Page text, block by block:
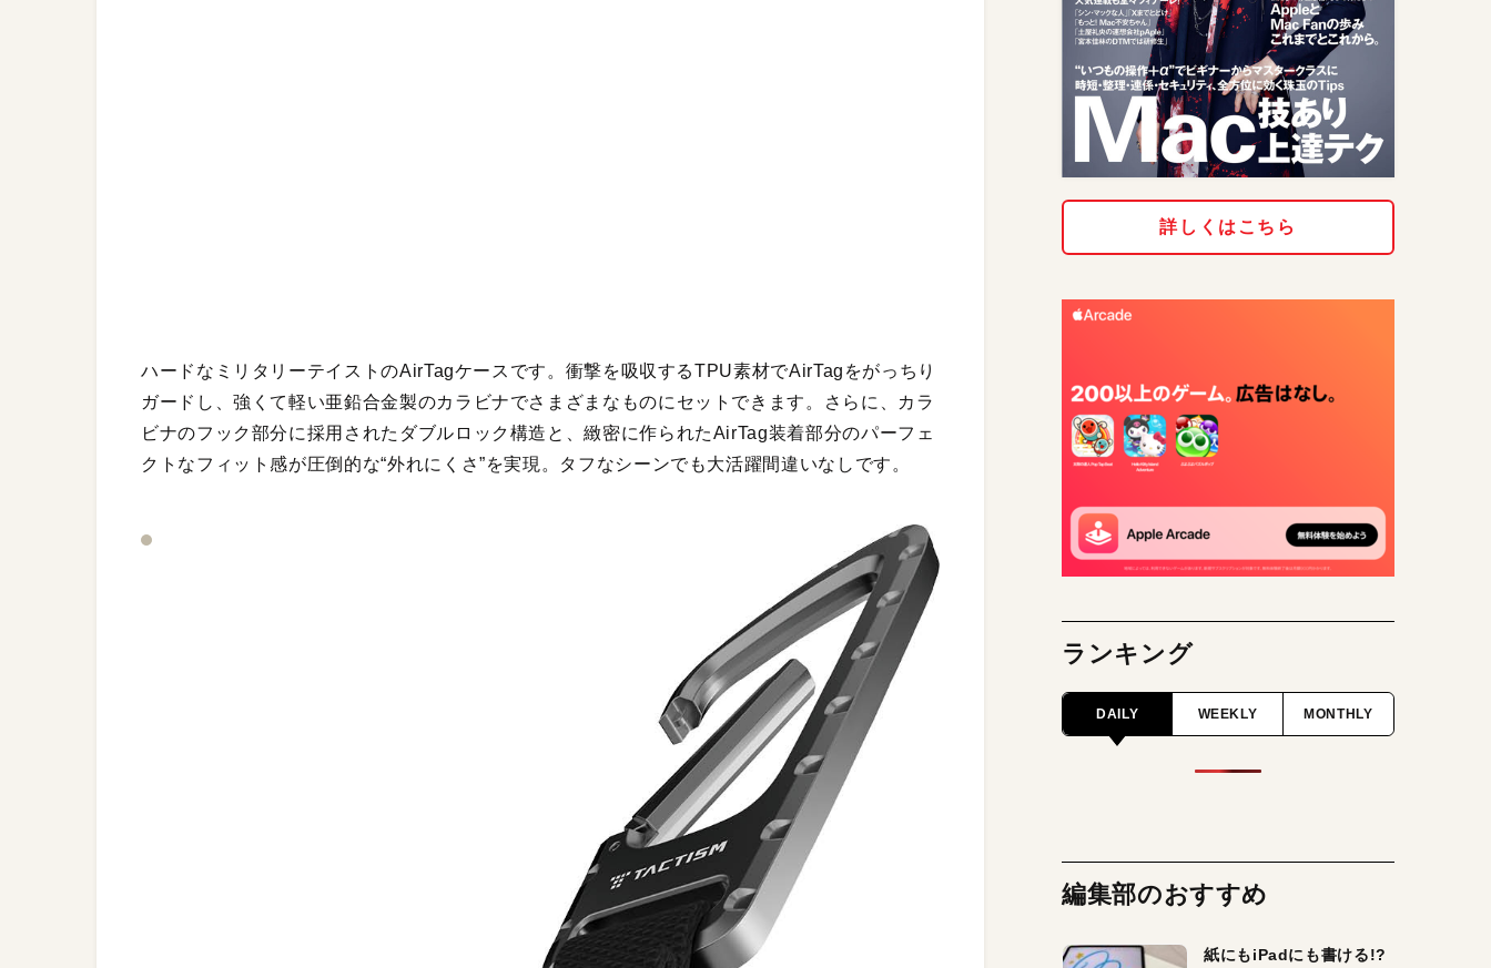
ハードなミリタリーテイストのAirTagケースです。衝撃を吸収するTPU素材でAirTagをがっちり
ガードし、強くて軽い亜鉛合金製のカラビナでさまざまなものにセットできます。さらに、カラ
ビナのフック部分に採用されたダブルロック構造と、緻密に作られたAirTag装着部分のパーフェ
クトなフィット感が圧倒的な“外れにくさ”を実現。タフなシーンでも大活躍間違いなしです。
詳しくはこちら
ランキング
DAILY WEEKLY MONTHLY
編集部のおすすめ
紙にもiPadにも書ける!?